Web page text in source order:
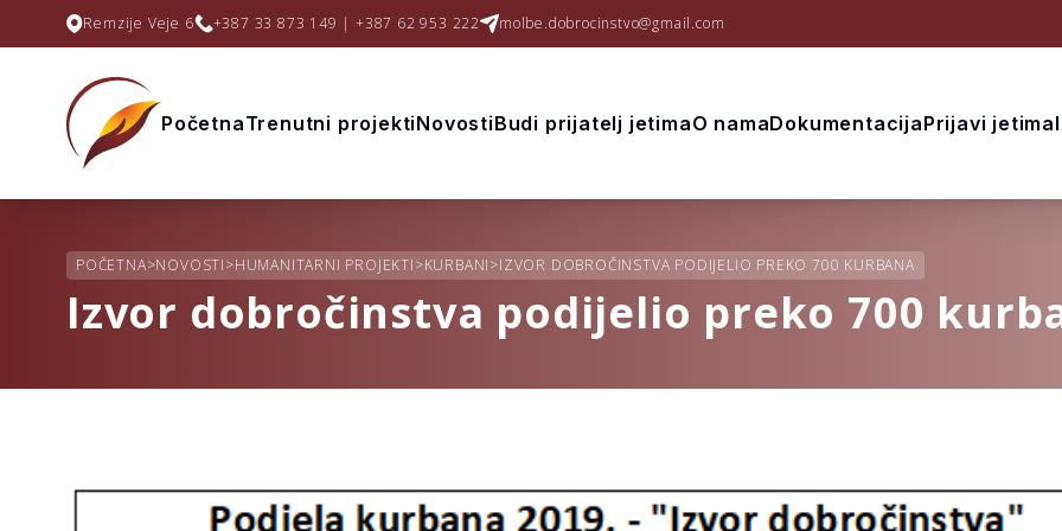
Remzije Veje 6 +387 33 873 149 | +387 62 953 222 molbe.dobrocinstvo@gmail.com
PočetnaTrenutni projektiNovostiBudi prijatelj jetimaO namaDokumentacijaPrijavi jetima
POČETNA>NOVOSTI>HUMANITARNI PROJEKTI>KURBANI>IZVOR DOBROČINSTVA PODIJELIO PREKO 700 KURBANA
Izvor dobročinstva podijelio preko 700